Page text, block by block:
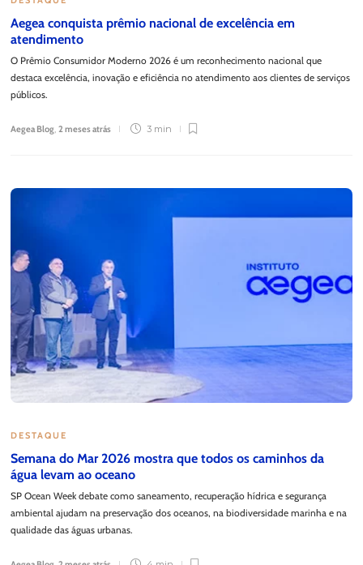
Aegea conquista prêmio nacional de excelência em
atendimento
O Prêmio Consumidor Moderno 2026 é um reconhecimento nacional que
destaca excelência, inovação e eficiência no atendimento aos clientes de serviços
públicos.
Aegea Blog ,2 meses atrás 3 min
DESTAQUE
Semana do Mar 2026 mostra que todos os caminhos da
água levam ao oceano
SP Ocean Week debate como saneamento, recuperação hídrica e segurança
ambiental ajudam na preservação dos oceanos, na biodiversidade marinha e na
qualidade das águas urbanas.